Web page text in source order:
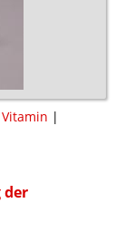
Vitamin |
der